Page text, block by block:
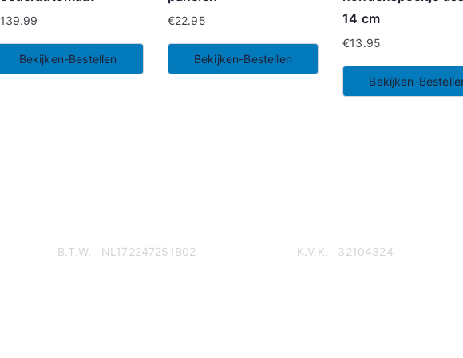
139.99
Bekijken-Bestellen
€22.95
Bekijken-Bestellen
14 cm
€13.95
Bekijken-
B.T.W. NL172247251B02 K.V.K. 32104324